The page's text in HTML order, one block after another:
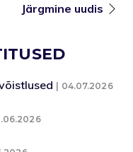
Järgmine uudis
04.07.2026